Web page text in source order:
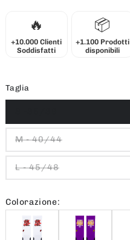
🔥
+10.000 Clienti
Soddisfatti
📦
+1.100 Prodotti
disponibili
Taglia
M - 40/44
L - 45/48
Colorazione: